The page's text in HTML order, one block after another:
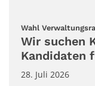
Wahl
Wir suchen
Kandidaten
28. Juli 2026